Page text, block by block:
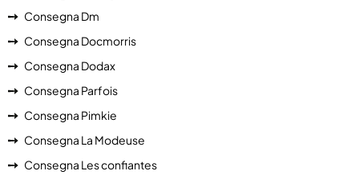
Consegna Dm
Consegna Docmorris
Consegna Dodax
Consegna Parfois
Consegna Pimkie
Consegna La Modeuse
Consegna Les confiantes